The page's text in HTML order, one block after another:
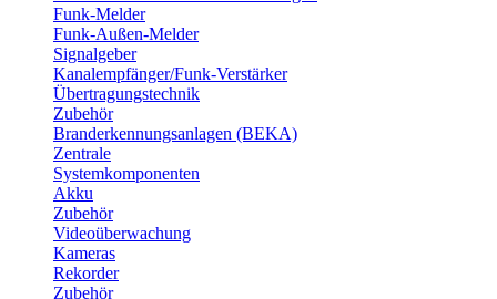
Funk-Melder
Funk-Außen-Melder
Signalgeber
Kanalempfänger/Funk-Verstärker
Übertragungstechnik
Zubehör
Branderkennungsanlagen (BEKA)
Zentrale
Systemkomponenten
Akku
Zubehör
Videoüberwachung
Kameras
Rekorder
Zubehör